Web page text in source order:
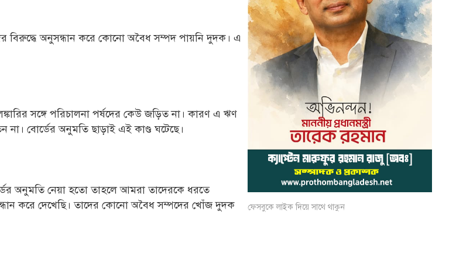
বিরুদ্ধে অনুসন্ধান করে কোনো অবৈধ সম্পদ পায়নি দুদক। এ
সঙ্গে পরিচালনা পর্ষদের কেউ জড়িত না। কারণ এ ঋণ
বোর্ডের অনুমতি ছাড়াই এই কাণ্ড ঘটেছে।
অনুমতি নেয়া হতো তাহলে আমরা তাদেরকে ধরতে
করে দেখেছি। তাদের কোনো অবৈধ সম্পদের খোঁজ দুদক
ফেসবুকে লাইক দিয়ে সাথে থাকুন